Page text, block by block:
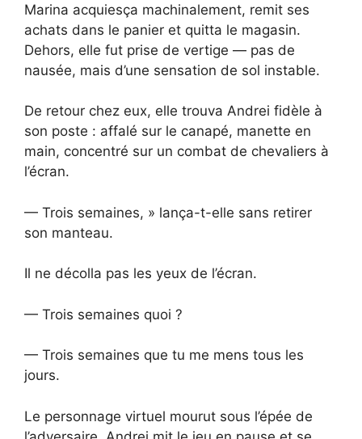
Marina acquiesça machinalement, remit ses
achats dans le panier et quitta le magasin.
Dehors, elle fut prise de vertige — pas de
nausée, mais d’une sensation de sol instable.
De retour chez eux, elle trouva Andrei fidèle à
son poste : affalé sur le canapé, manette en
main, concentré sur un combat de chevaliers à
l’écran.
— Trois semaines, » lança-t-elle sans retirer
son manteau.
Il ne décolla pas les yeux de l’écran.
— Trois semaines quoi ?
— Trois semaines que tu me mens tous les
jours.
Le personnage virtuel mourut sous l’épée de